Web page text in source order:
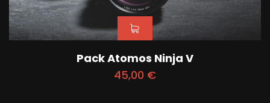
Pack Atomos Ninja V
45,00 €